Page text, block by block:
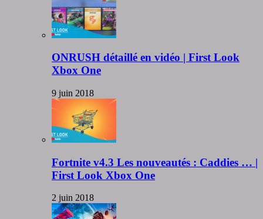
ONRUSH détaillé en vidéo | First Look
Xbox One
9 juin 2018
Fortnite v4.3 Les nouveautés : Caddies … |
First Look Xbox One
2 juin 2018